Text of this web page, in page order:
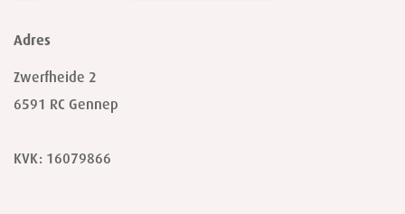
Adres
Zwerfheide 2
6591 RC Gennep
KVK: 16079866